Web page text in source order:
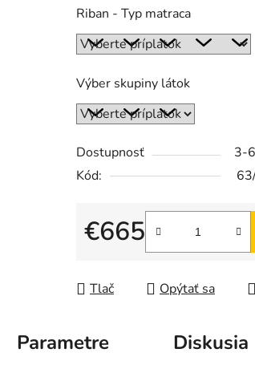
Riban - Typ matraca
Výber skupiny látok
Dostupnosť
3-
Kód:
€665
Jednotková cena:
Tlač Opýtať sa
Parametre Diskusia